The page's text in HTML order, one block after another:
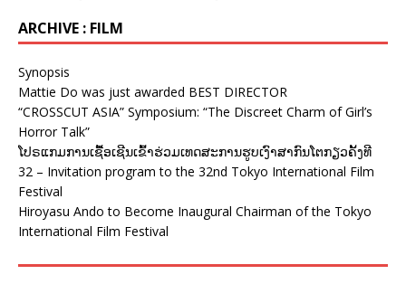
ARCHIVE : FILM
Synopsis
Mattie Do was just awarded BEST DIRECTOR
“CROSSCUT ASIA” Symposium: “The Discreet Charm of Girl’s
Horror Talk”
ໂປຣແກມການເຊື້ອເຊີນເຂົ້າຮ່ວມເທດສະການຮູບເງົາສາກົນໂຕກຽວຄັ້ງທີ
32 – Invitation program to the 32nd Tokyo International Film
Festival
Hiroyasu Ando to Become Inaugural Chairman of the Tokyo
International Film Festival